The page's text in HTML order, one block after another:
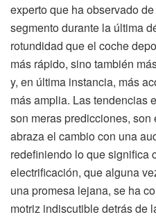
experto que ha observado
segmento durante la última
rotundidad que el coche
más rápido, sino también
y, en última instancia, más
más amplia. Las tendencias
son meras predicciones,
abraza el cambio con una
redefiniendo lo que significa
electrificación, que alguna
una promesa lejana, se ha
motriz indiscutible detrás de